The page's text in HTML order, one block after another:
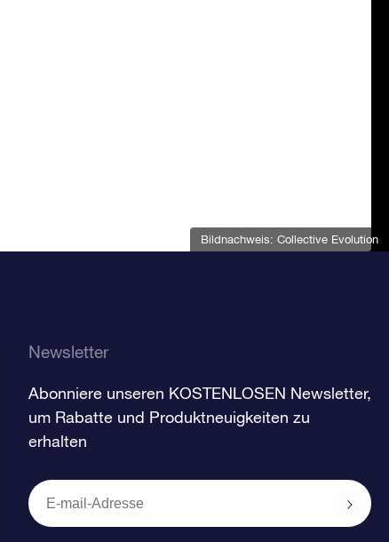
Bildnachweis: Collective Evolution
Newsletter
Abonniere unseren KOSTENLOSEN Newsletter,
um Rabatte und Produktneuigkeiten zu
erhalten